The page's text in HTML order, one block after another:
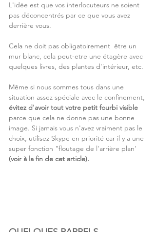
L'idée est que vos interlocuteurs ne soient
pas déconcentrés par ce que vous avez
derrière vous.
Cela ne doit pas obligatoirement  être un
mur blanc, cela peut-etre une étagère avec
quelques livres, des plantes d'intérieur, etc.
Même si nous sommes tous dans une
situation assez spéciale avec le confinement,
évitez d'avoir tout votre petit fourbi visible
parce que cela ne donne pas une bonne
image. Si jamais vous n'avez vraiment pas le
choix, utilisez Skype en priorité car il y a une
super fonction "floutage de l'arrière plan'
(voir à la fin de cet article).